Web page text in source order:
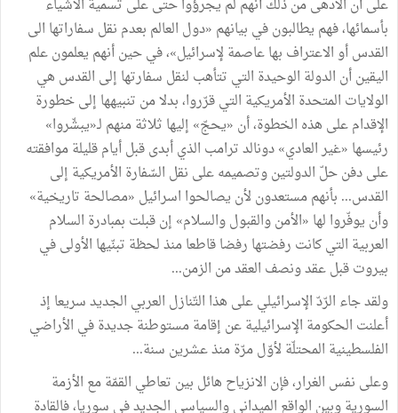
علىأن الأدهىمنذلكأنّهم لم يجرؤواحتىعلى تسمية الأشياء
بأسمائها،فهم يطالبونفي بيانهم «دول العالم بعدم نقل سفاراتها الى
القدسأوالاعتراف بهاعاصمة لإسرائيل»،فيحينأنهم يعلمونعلم
اليقينأن الدولة الوحيدة التي تتأهب لنقل سفارتها إلى القدس هي
الولايات المتحدة الأمريكية التيقرّروا،بدلامن تنبيهها إلىخطورة
الإقدامعلى هذه الخطوة،أن «يحجّ» إليها ثلاثةمنهم لـ«يبشّروا»
رئيسها «غيرالعادي»دونالدترامب الذيأبدىقبلأيامقليلةموافقته
علىدفنحلّ الدولتينوتصميمهعلى نقل السّفارة الأمريكية إلى
القدس... بأنهممستعدون لأن يصالحوا اسرائيل «مصالحة تاريخية»
وأن يوفّروا لها «الأمنوالقبولوالسلام» إنقبلت بمبادرة السلام
العربية التيكانت رفضتها رفضاقاطعامنذلحظة تبنّيها الأولىفي
بيروتقبلعقدونصف العقدمن الزمن...
ولقدجاء الرّدّالإسرائيليعلى هذا التّنازل العربي الجديدسريعا إذ
أعلنت الحكومة الإسرائيليةعن إقامةمستوطنةجديدةفي الأراضي
الفلسطينية المحتلّة لأوّلمرّةمنذعشرين سنة...
وعلى نفس الغرار،فإن الانزياح هائل بين تعاطي القمّةمع الأزمة
السوريةوبين الواقع الميدانيوالسياسي الجديدفي سوريا،فالقادة